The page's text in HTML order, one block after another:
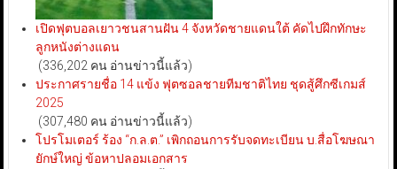
เปิดฟุตบอลเยาวชนสานฝัน 4 จังหวัดชายแดนใต้ คัดไปฝึกทักษะ
ลูกหนังต่างแดน
(336,202 คน อ่านข่าวนี้แล้ว)
ประกาศรายชื่อ 14 แข้ง ฟุตซอลชายทีมชาติไทย ชุดสู้ศึกซีเกมส์
2025
(307,480 คน อ่านข่าวนี้แล้ว)
โปรโมเตอร์ ร้อง “ก.ล.ต.” เพิกถอนการรับจดทะเบียน บ.สื่อโฆษณา
ยักษ์ใหญ่ ข้อหาปลอมเอกสาร